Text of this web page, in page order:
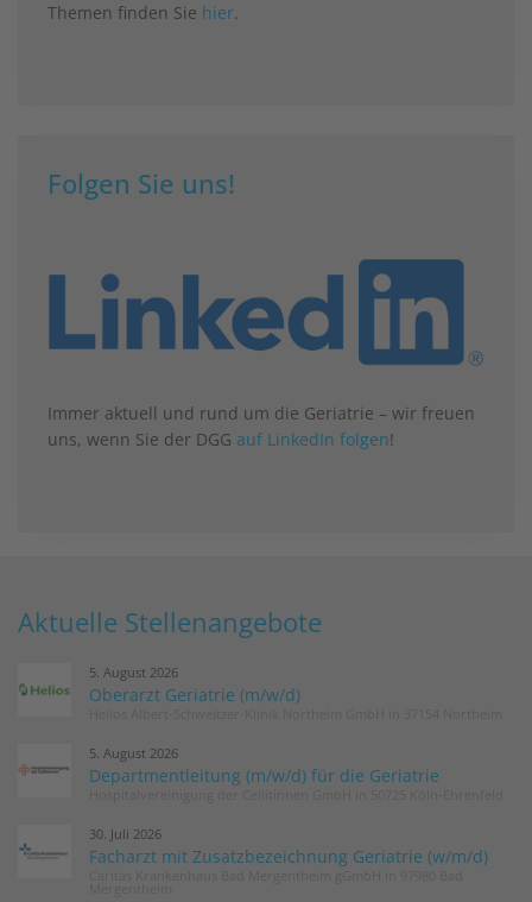
Themen finden Sie hier.
Folgen Sie uns!
Immer aktuell und rund um die Geriatrie – wir freuen
uns, wenn Sie der DGG auf LinkedIn folgen!
Aktuelle Stellenangebote
5. August 2026
Oberarzt Geriatrie (m/w/d)
5. August 2026
Departmentleitung (m/w/d) für die Geriatrie
30. Juli 2026
Facharzt mit Zusatzbezeichnung Geriatrie (w/m/d)